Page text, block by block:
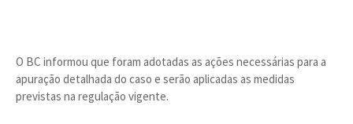
O BC informou que foram adotadas as ações necessárias para a
apuração detalhada do caso e serão aplicadas as medidas
previstas na regulação vigente.